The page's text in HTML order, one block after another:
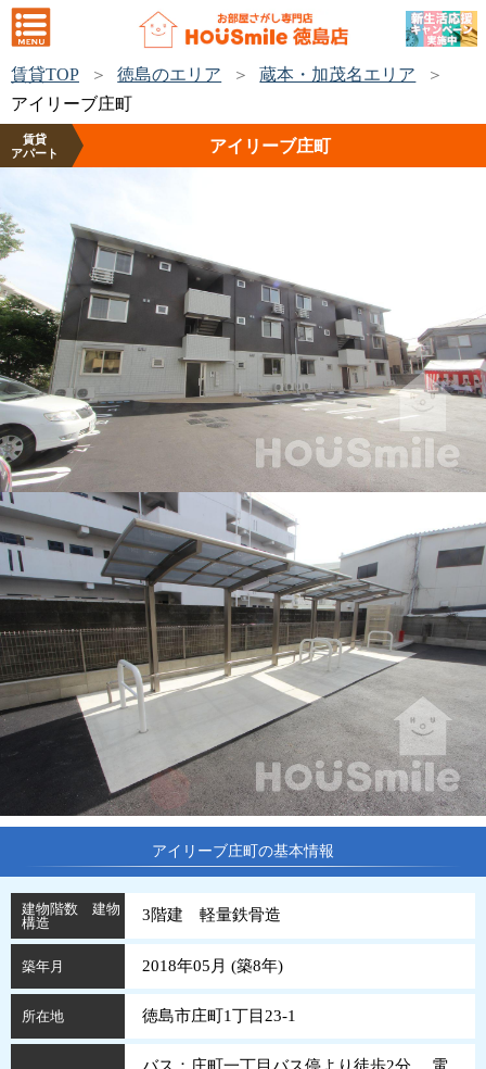
賃貸TOP 徳島のエリア
蔵本・加茂名エリア
アイリーブ庄町
賃貸
アパート
アイリーブ庄町
アイリーブ庄町の基本情報
建物階数 建物
構造
3階建 軽量鉄骨造
築年月 2018年05月 (築8年)
所在地 徳島市庄町1丁目23-1